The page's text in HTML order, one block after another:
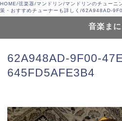
HOME/弦楽器/マンドリン/マンドリンのチューニ
策・おすすめチューナーも詳しく /62A948AD-
音楽ま
62A948AD-9F00-
645FD5AFE3B4